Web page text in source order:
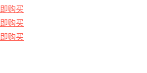
购买
购买
购买